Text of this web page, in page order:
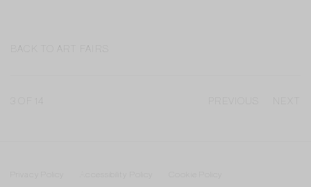
BACK TO ART FAIRS